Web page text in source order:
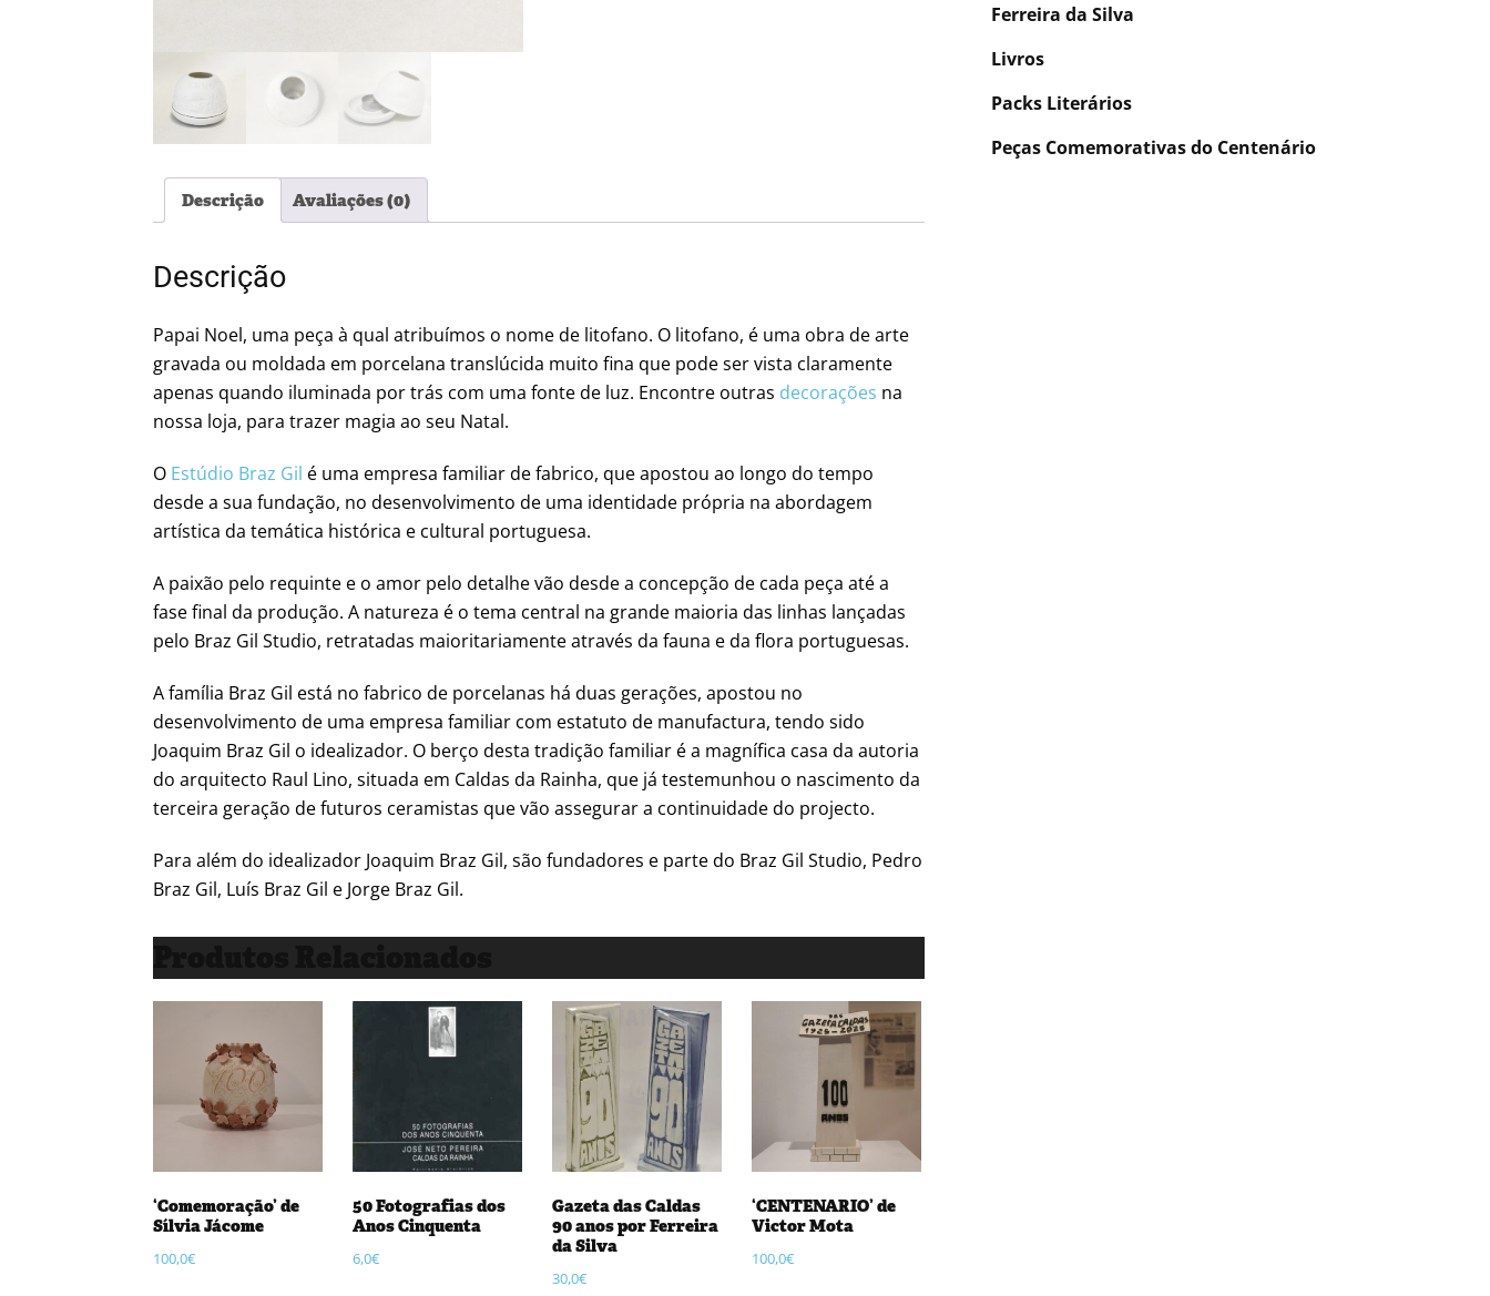
Descrição Avaliações (0)
Descrição
Papai Noel, uma peça à qual atribuímos o nome de litofano. O litofano, é uma obra de arte
gravada ou moldada em porcelana translúcida muito fina que pode ser vista claramente
apenas quando iluminada por trás com uma fonte de luz. Encontre outras decorações na
nossa loja, para trazer magia ao seu Natal.
O Estúdio Braz Gil é uma empresa familiar de fabrico, que apostou ao longo do tempo
desde a sua fundação, no desenvolvimento de uma identidade própria na abordagem
artística da temática histórica e cultural portuguesa.
A paixão pelo requinte e o amor pelo detalhe vão desde a concepção de cada peça até a
fase final da produção. A natureza é o tema central na grande maioria das linhas lançadas
pelo Braz Gil Studio, retratadas maioritariamente através da fauna e da flora portuguesas.
A família Braz Gil está no fabrico de porcelanas há duas gerações, apostou no
desenvolvimento de uma empresa familiar com estatuto de manufactura, tendo sido
Joaquim Braz Gil o idealizador. O berço desta tradição familiar é a magnífica casa da autoria
do arquitecto Raul Lino, situada em Caldas da Rainha, que já testemunhou o nascimento da
terceira geração de futuros ceramistas que vão assegurar a continuidade do projecto.
Para além do idealizador Joaquim Braz Gil, são fundadores e parte do Braz Gil Studio, Pedro
Braz Gil, Luís Braz Gil e Jorge Braz Gil.
‘Comemoração’ de
Sílvia Jácome
100,0€
50 Fotografias dos
Anos Cinquenta
6,0€
Gazeta das Caldas
90 anos por Ferreira
da Silva
30,0€
‘CENTENARIO’ de
Victor Mota
100,0€
Ferreira da Silva
Livros
Packs Literários
Peças Comemorativas do Centenário